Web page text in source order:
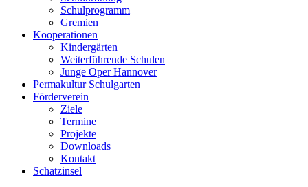
Schulprogramm
Gremien
Kooperationen
Kindergärten
Weiterführende Schulen
Junge Oper Hannover
Permakultur Schulgarten
Förderverein
Ziele
Termine
Projekte
Downloads
Kontakt
Schatzinsel